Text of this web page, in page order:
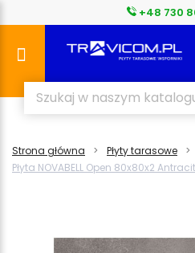
+48 730
Strona główna Płyty tarasowe
Płyta NOVABELL Open 80x80x2